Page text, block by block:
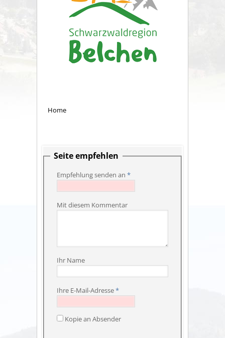
Home
Seite empfehlen
Empfehlung senden an *
Mit diesem Kommentar
Ihr Name
Ihre E-Mail-Adresse*
Kopie an Absender